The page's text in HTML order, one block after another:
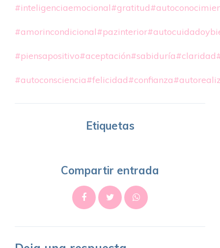
#inteligenciaemocional#gratitud
#amorincondicional#pazinterior
#piensapositivo#aceptación#sabiduría#claridad
#autoconsciencia#felicidad#confianza
Etiquetas
Compartir entrada